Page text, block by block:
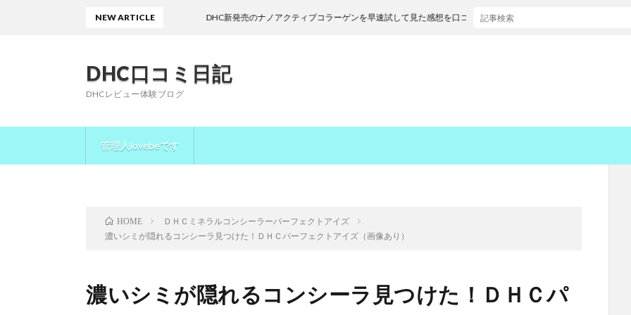
DHC口コミ日記
DHCレビュー体験ブログ
管理人lovebeです
NEW ARTICLEDHC新発売のナノアクティブコラーゲンを早速試して見た感想を口コミします
HOME
ＤＨＣミネラルコンシーラーパーフェクトアイズ
濃いシミが隠れるコンシーラ見つけた！ＤＨＣパーフェクトアイズ（画像あり）
濃いシミが隠れるコンシーラ見つけた！ＤＨＣパ